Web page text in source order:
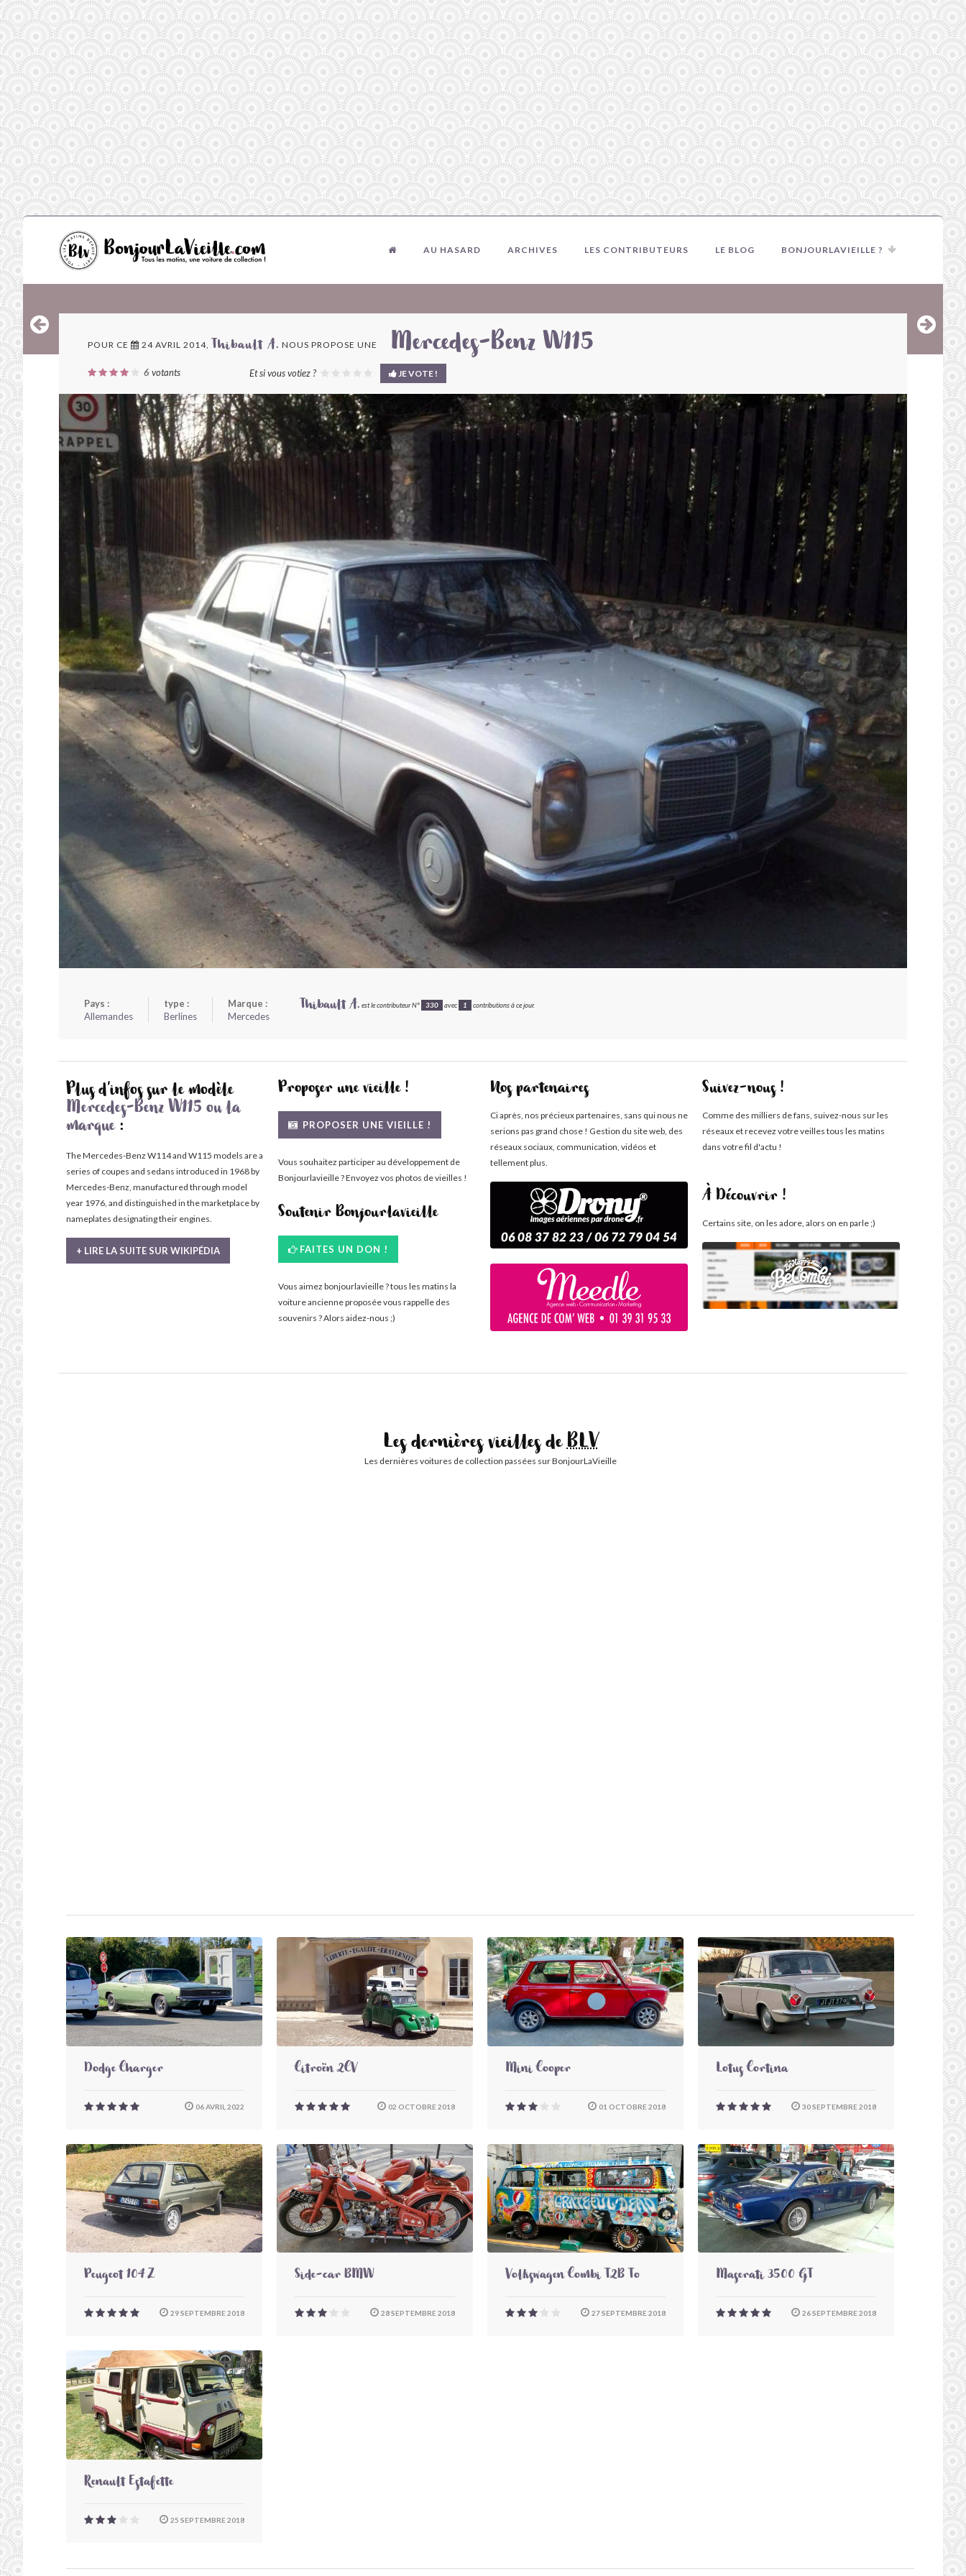
AU HASARD ARCHIVES LES CONTRIBUTEURS LE BLOG BONJOURLAVIEILLE ?
POUR CE 24 AVRIL 2014, Thibault A. NOUS PROPOSE UNE Mercedes-Benz W115
6 votants Et si vous votiez ? JE VOTE !
Pays :
Allemandes
type :
Berlines
Marque :
Mercedes
Thibault A. est le contributeur N° 330 avec 1 contributions à ce jour.
Plus d'infos sur le modèle
Mercedes-Benz W115 ou la
marque:
The Mercedes-Benz W114 and W115 models are a
series of coupes and sedans introduced in 1968 by
Mercedes-Benz, manufactured through model
year 1976, and distinguished in the marketplace by
nameplates designating their engines.
+ LIRE LA SUITE SUR WIKIPÉDIA
Proposer une vieille !
PROPOSER UNE VIEILLE !
Vous souhaitez participer au développement de
Bonjourlavieille ? Envoyez vos photos de vieilles !
Soutenir Bonjourlavieille
FAITES UN DON !
Vous aimez bonjourlavieille ? tous les matins la
voiture ancienne proposée vous rappelle des
souvenirs ? Alors aidez-nous ;)
Nos partenaires
Ci après, nos précieux partenaires, sans qui nous ne
serions pas grand chose ! Gestion du site web, des
réseaux sociaux, communication, vidéos et
tellement plus.
Suivez-nous !
Comme des milliers de fans, suivez-nous sur les
réseaux et recevez votre veilles tous les matins
dans votre fil d'actu !
À Découvrir !
Certains site, on les adore, alors on en parle ;)
Les dernières vieilles deBLV
Les dernières voitures de collection passées sur BonjourLaVieille
Dodge Charger
06 AVRIL 2022
Citroën 2CV
02 OCTOBRE 2018
Mini Cooper
01 OCTOBRE 2018
Lotus Cortina
30 SEPTEMBRE 2018
Peugeot 104 Z
29 SEPTEMBRE 2018
Side-car BMW
28 SEPTEMBRE 2018
Volkswagen Combi T2B To
27 SEPTEMBRE 2018
Maserati 3500 GT
26 SEPTEMBRE 2018
Renault Estafette
25 SEPTEMBRE 2018